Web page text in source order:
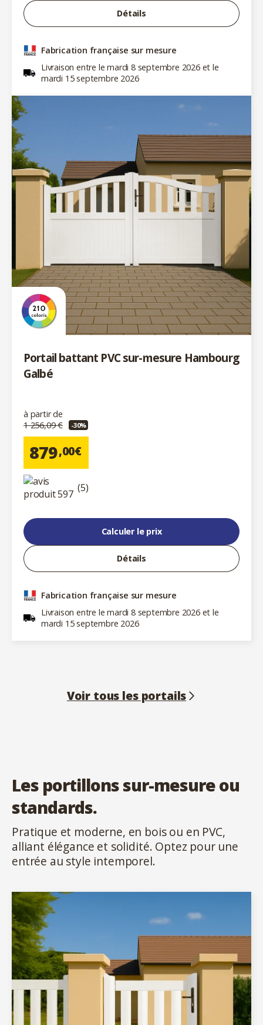
Détails
Fabrication française sur mesure
Livraison entre le mardi 8 septembre 2026 et le
mardi 15 septembre 2026
Portail battant PVC sur-mesure Hambourg
Galbé
à partir de
1 256,09 €
-30%
879,00€
(5)
Calculer le prix
Détails
Fabrication française sur mesure
Livraison entre le mardi 8 septembre 2026 et le
mardi 15 septembre 2026
Voir tous les portails
Les portillons sur-mesure ou
standards.
Pratique et moderne, en bois ou en PVC,
alliant élégance et solidité. Optez pour une
entrée au style intemporel.